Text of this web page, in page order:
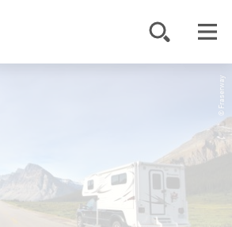
© Fraserway